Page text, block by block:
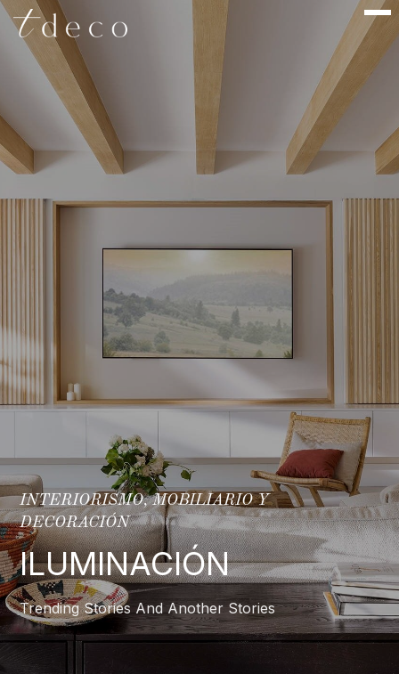
INTERIORISMO, MOBILIARIO Y
DECORACIÓN
ILUMINACIÓN
Trending Stories And Another Stories